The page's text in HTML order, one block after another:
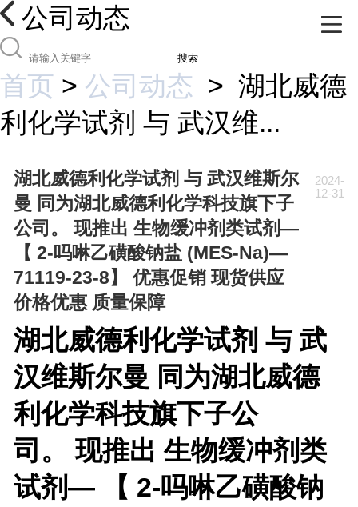
公司动态
搜索
首页 > 公司动态 > 湖北威德
利化学试剂 与 武汉维...
湖北威德利化学试剂 与 武汉维斯尔
曼 同为湖北威德利化学科技旗下子
公司。 现推出 生物缓冲剂类试剂—
【 2-吗啉乙磺酸钠盐 (MES-Na)—
71119-23-8】 优惠促销 现货供应
价格优惠 质量保障
2024-
12-31
湖北威德利化学试剂 与 武
汉维斯尔曼 同为湖北威德
利化学科技旗下子公
司。 现推出 生物缓冲剂类
试剂— 【 2-吗啉乙磺酸钠